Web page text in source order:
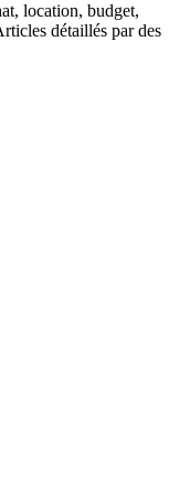
location, budget,
détaillés par des